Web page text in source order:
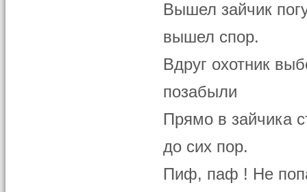
Вышел зайчик
вышел спор.
Вдруг охотник
позабыли
Прямо в зайчика
до сих пор.
Пиф, паф ! Не